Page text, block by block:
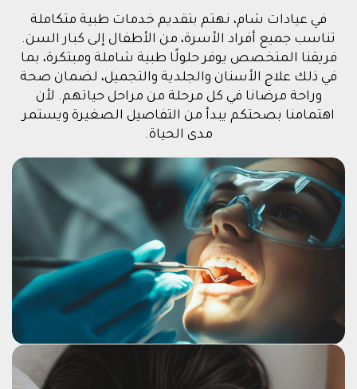
في عيادات شام، نهتم بتقديم خدمات طبية متكاملة
تناسب جميع أفراد الأسرة، من الأطفال إلى كبار السن.
فريقنا المتخصص يوفر حلولًا طبية شاملة ومبتكرة، بما
في ذلك علاج الأسنان والجلدية والتجميل، لضمان صحة
وراحة مرضانا في كل مرحلة من مراحل حياتهم. لأن
اهتمامنا بصحتكم يبدأ من التفاصيل الصغيرة ويستمر
مدى الحياة.